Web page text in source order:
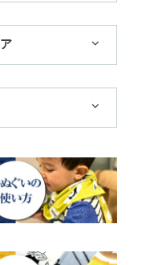
・古典
商品